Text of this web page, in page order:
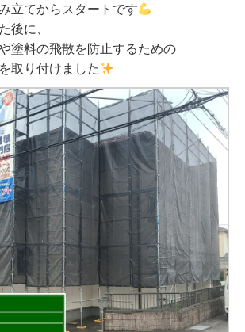
立てからスタートです
後に、
塗料の飛散を防止するための
取り付けました